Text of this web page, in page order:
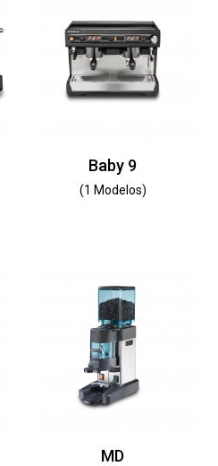
Baby 9
(1 Modelos)
MD